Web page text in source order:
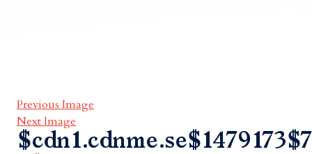
Previous Image
Next Image